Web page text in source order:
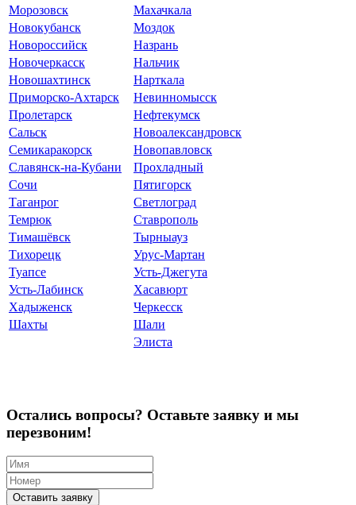
Морозовск
Махачкала
Новокубанск
Моздок
Новороссийск
Назрань
Новочеркасск
Нальчик
Новошахтинск
Нарткала
Приморско-Ахтарск
Невинномысск
Пролетарск
Нефтекумск
Сальск
Новоалександровск
Семикаракорск
Новопавловск
Славянск-на-Кубани
Прохладный
Сочи
Пятигорск
Таганрог
Светлоград
Темрюк
Ставрополь
Тимашёвск
Тырныауз
Тихорецк
Урус-Мартан
Туапсе
Усть-Джегута
Усть-Лабинск
Хасавюрт
Хадыженск
Черкесск
Шахты
Шали
Элиста
Остались вопросы? Оставьте заявку и мы
перезвоним!
Оставить заявку